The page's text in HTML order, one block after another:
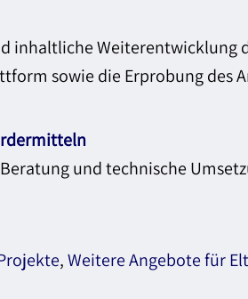
inhaltliche Weiterentwicklung
sowie die Erprobung des
und technische
,Weitere Angebote für